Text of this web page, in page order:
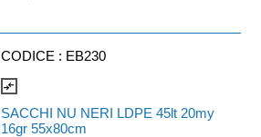
Grammatura: 6gr.
CODICE : EB230
compare_arrows
SACCHI NU NERI LDPE 45lt 20my
16gr 55x80cm